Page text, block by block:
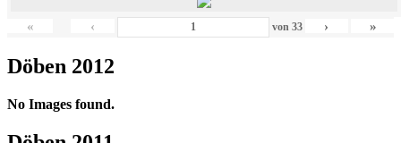
« ‹ von 33 › »
Döben 2012
No Images found.